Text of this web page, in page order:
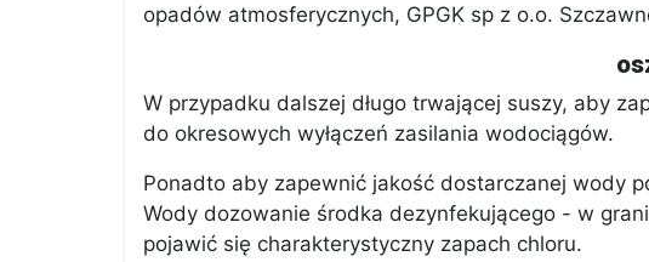
opadów atmosferycznych, GPGK sp z o.o.
W przypadku dalszej długo trwającej suszy, aby
do okresowych wyłączeń zasilania wodociągów.
Ponadto aby zapewnić jakość dostarczanej wody
Wody dozowanie środka dezynfekującego - w
pojawić się charakterystyczny zapach chloru.